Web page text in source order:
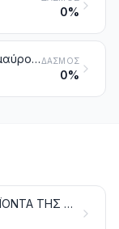
0%
Φαγόπυρο το εδώδιμο (μαύρο σιτάρι), κεχρί και κεχρί το μακρό. Άλλα δημητριακάΔΑΣΜΌΣ
0%
ΦΥΤΑ ΖΩΝΤΑΝΑ ΚΑΙ ΠΡΟΪΟΝΤΑ ΤΗΣ ΑΝΘΟΚΟΜΙΑΣ· ΒΟΛΒΟΙ, ΡΙΖΕΣ ΚΑΙ ΠΑΡΟΜΟΙΑ ΕΙΔΗ· ΑΝΘΗ ΚΑΙ ΔΙΑΚΟΣΜΗΤΙΚΑ ΦΥΛΛΩΜΑΤΑ